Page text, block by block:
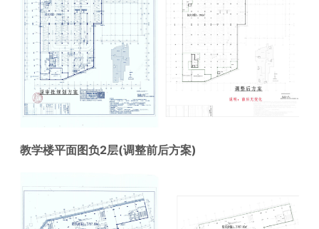
教学楼平面图负2层(调整前后方案)